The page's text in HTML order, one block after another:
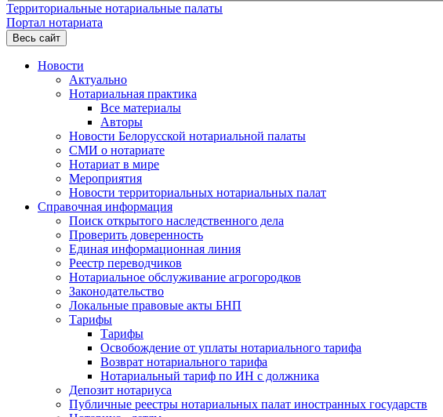
Территориальные нотариальные палаты
Портал нотариата
Весь сайт
Новости
Актуально
Нотариальная практика
Все материалы
Авторы
Новости Белорусской нотариальной палаты
СМИ о нотариате
Нотариат в мире
Мероприятия
Новости территориальных нотариальных палат
Справочная информация
Поиск открытого наследственного дела
Проверить доверенность
Единая информационная линия
Реестр переводчиков
Нотариальное обслуживание агрогородков
Законодательство
Локальные правовые акты БНП
Тарифы
Тарифы
Освобождение от уплаты нотариального тарифа
Возврат нотариального тарифа
Нотариальный тариф по ИН с должника
Депозит нотариуса
Публичные реестры нотариальных палат иностранных государств